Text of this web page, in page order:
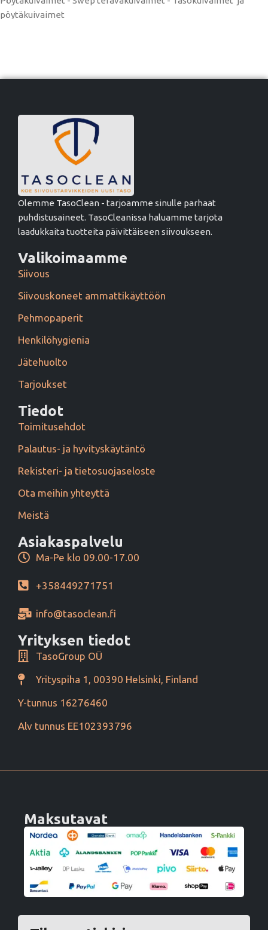
pöytäkuivaimet
Olemme TasoClean - tarjoamme sinulle parhaat
puhdistusaineet. TasoCleanissa haluamme tarjota
laadukkaita tuotteita päivittäiseen siivoukseen.
Valikoimaamme
Siivous
Siivouskoneet ammattikäyttöön
Pehmopaperit
Henkilöhygienia
Jätehuolto
Tarjoukset
Tiedot
Toimitusehdot
Palautus- ja hyvityskäytäntö
Rekisteri- ja tietosuojaseloste
Ota meihin yhteyttä
Meistä
Asiakaspalvelu
Ma-Pe klo 09.00-17.00
+358449271751
info@tasoclean.fi
Yrityksen tiedot
TasoGroup OÜ
Yrityspiha 1, 00390 Helsinki, Finland
Y-tunnus 16276460
Alv tunnus EE102393796
Maksutavat